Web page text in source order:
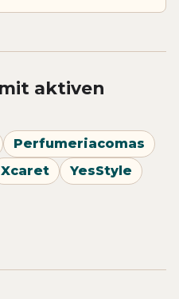
aktiven
Perfumeriacomas
Xcaret
YesStyle